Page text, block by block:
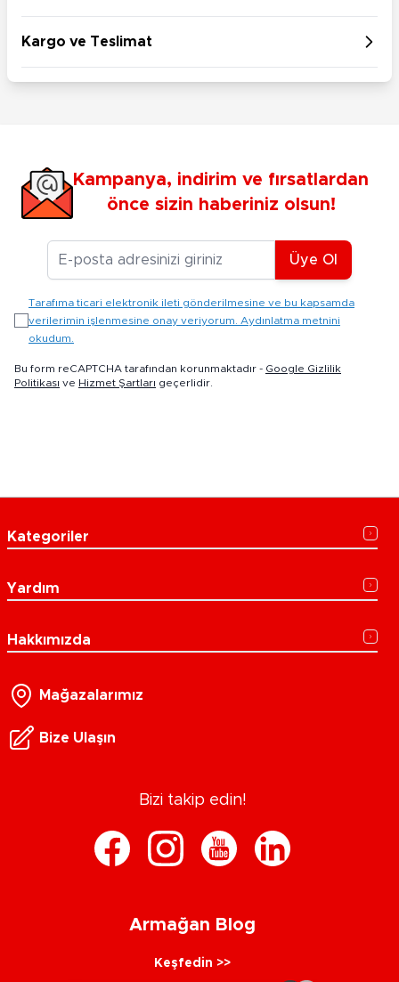
Kargo ve Teslimat
Kampanya, indirim ve fırsatlardan
önce sizin haberiniz olsun!
E-posta Adresiniz
Üye Ol
Tarafıma ticari elektronik ileti gönderilmesine ve bu kapsamda
verilerimin işlenmesine onay veriyorum. Aydınlatma metnini
okudum.
Bu form reCAPTCHA tarafından korunmaktadır - Google Gizlilik
Politikası ve Hizmet Şartları geçerlidir.
Kategoriler
Yardım
Hakkımızda
Mağazalarımız
Bize Ulaşın
Bizi takip edin!
Armağan Blog
Keşfedin >>